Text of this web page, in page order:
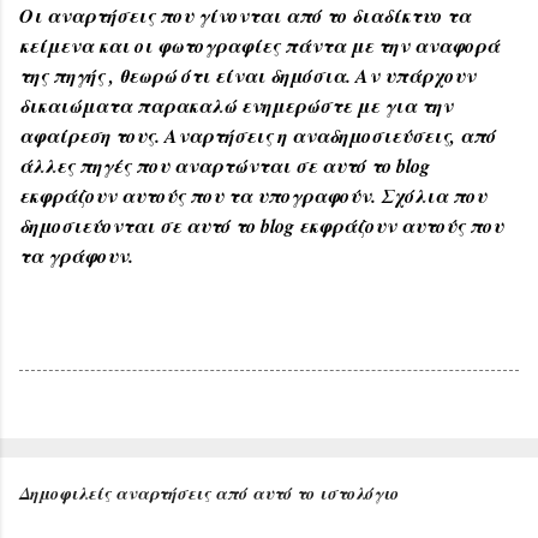
Οι αναρτήσεις που γίνονται από το διαδίκτυο τα
κείμενα και οι φωτογραφίες πάντα με την αναφορά
της πηγής , θεωρώ ότι είναι δημόσια. Αν υπάρχουν
δικαιώματα παρακαλώ ενημερώστε με για την
αφαίρεση τους. Αναρτήσεις η αναδημοσιεύσεις, από
άλλες πηγές που αναρτώνται σε αυτό το blog
εκφράζουν αυτούς που τα υπογραφούν. Σχόλια που
δημοσιεύονται σε αυτό το blog εκφράζουν αυτούς που
τα γράφουν.
Δημοφιλείς αναρτήσεις από αυτό το ιστολόγιο